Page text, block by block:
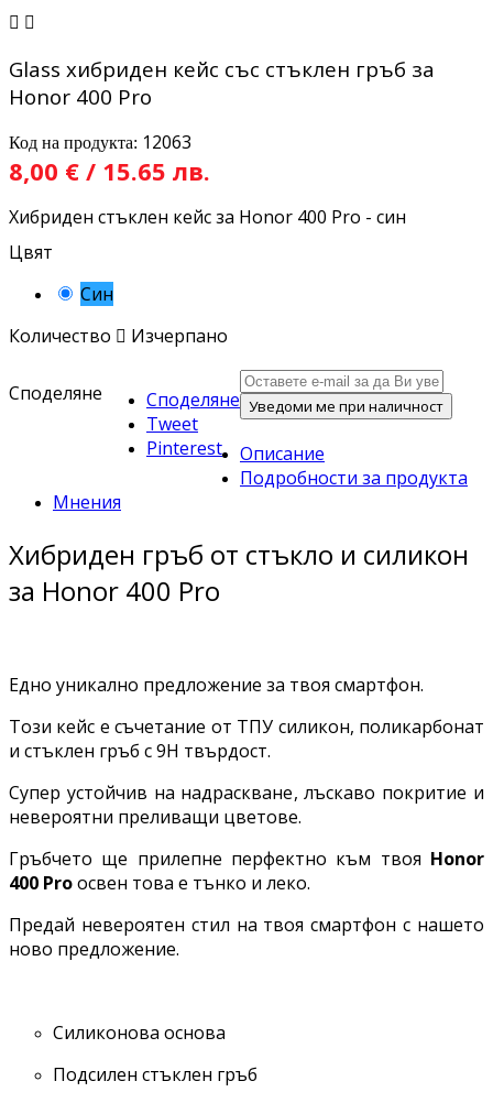
 
Glass хибриден кейс със стъклен гръб за
Honor 400 Pro
Код на продукта: 12063
8,00 € / 15.65 лв.
Хибриден стъклен кейс за Honor 400 Pro - син
Цвят
Син
Количество  Изчерпано
Споделяне
Споделяне
Tweet
Pinterest
Уведоми ме при наличност
Описание
Подробности за продукта
Мнения
Хибриден гръб от стъкло и силикон
за Honor 400 Pro
Едно уникално предложение за твоя смартфон.
Този кейс е съчетание от ТПУ силикон, поликарбонат
и стъклен гръб с 9H твърдост.
Супер устойчив на надраскване, лъскаво покритие и
невероятни преливащи цветове.
Гръбчето ще прилепне перфектно към твоя Honor
400 Proосвен това е тънко и леко.
Предай невероятен стил на твоя смартфон с нашето
ново предложение.
Силиконова основа
Подсилен стъклен гръб